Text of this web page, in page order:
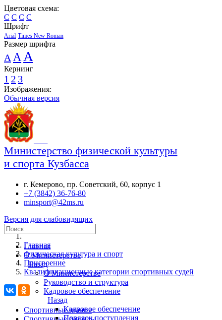
Цветовая схема:
C C C C
Шрифт
Arial Times New Roman
Размер шрифта
A A A
Кернинг
1 2 3
Изображения:
Обычная версия
Министерство физической культуры
и спорта Кузбасса
г. Кемерово, пр. Советский, 60, корпус 1
+7 (3842) 36-76-80
minsport@42ms.ru
Версия для слабовидящих
Главная
О Министерстве
Назад
О Министерстве
Руководство и структура
Кадровое обеспечение
Назад
Кадровое обеспечение
Порядок поступления
Главная
Физическая культура и спорт
Присвоение
Квалификационные категории спортивных судей
Спортивные звания